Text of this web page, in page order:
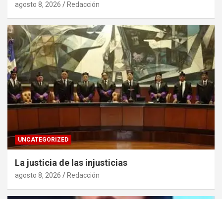
agosto 8, 2026 Redacción
UNCATEGORIZED
La justicia de las injusticias
agosto 8, 2026 Redacción